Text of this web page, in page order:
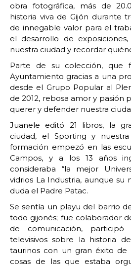
obra fotográfica, más de
historia viva de Gijón durante
de innegable valor para el
el desarrollo de
nuestra ciudad y recordar
Parte de su colección, que
Ayuntamiento gracias a una
desde el Grupo Popular al
de 2012, rebosa amor y pasión
querer y defender nuestra
Juanele editó 21 libros, la
ciudad, el Sporting y
formación empezó en las
Campos, y a los 13 años
consideraba “la mejor
vidrios La Industria, aunque su
duda el Padre Patac.
Se sentía un playu del barrio
todo gijonés; fue colaborador
de comunicación,
televisivos sobre la historia
taurinos con un gran éxito de
cosas de las que estaba